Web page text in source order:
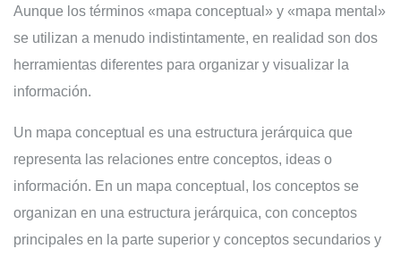
Aunque los términos «mapa conceptual» y «mapa mental»
se utilizan a menudo indistintamente, en realidad son dos
herramientas diferentes para organizar y visualizar la
información.
Un mapa conceptual es una estructura jerárquica que
representa las relaciones entre conceptos, ideas o
información. En un mapa conceptual, los conceptos se
organizan en una estructura jerárquica, con conceptos
principales en la parte superior y conceptos secundarios y